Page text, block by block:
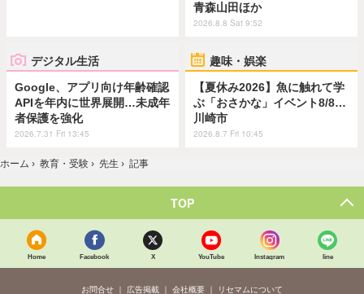
青森山田ほか
2026.8.8 Sat 9:52
デジタル生活
Google、アプリ向け年齢確認
APIを年内に世界展開…未成年
者保護を強化
2026.7.31 Fri 13:45
趣味・娯楽
【夏休み2026】魚に触れて学
ぶ「おさかな」イベント8/8…
川崎市
2026.8.7 Fri 10:45
ホーム › 教育・受験 › 先生 › 記事
TOP
Home Facebook X YouTube Instagram line
お問合せ 広告掲載 会社概要 リセマムについて